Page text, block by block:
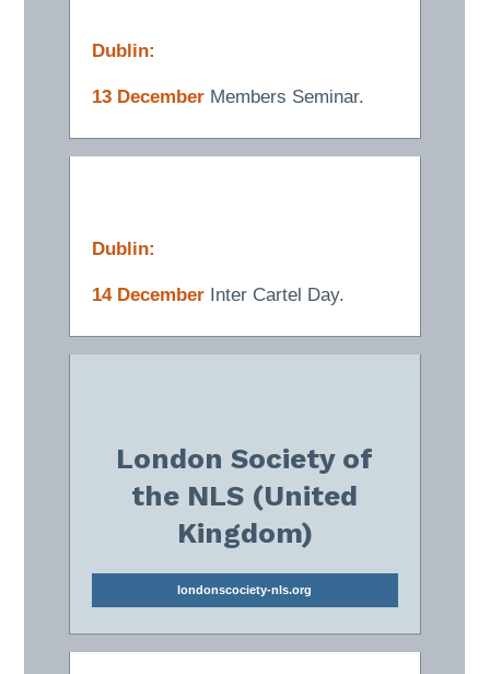
Dublin:
13 DecemberMembers Seminar.
Dublin:
14 December Inter Cartel Day.
London Society of
the NLS (United
Kingdom)
londonscociety-nls.org